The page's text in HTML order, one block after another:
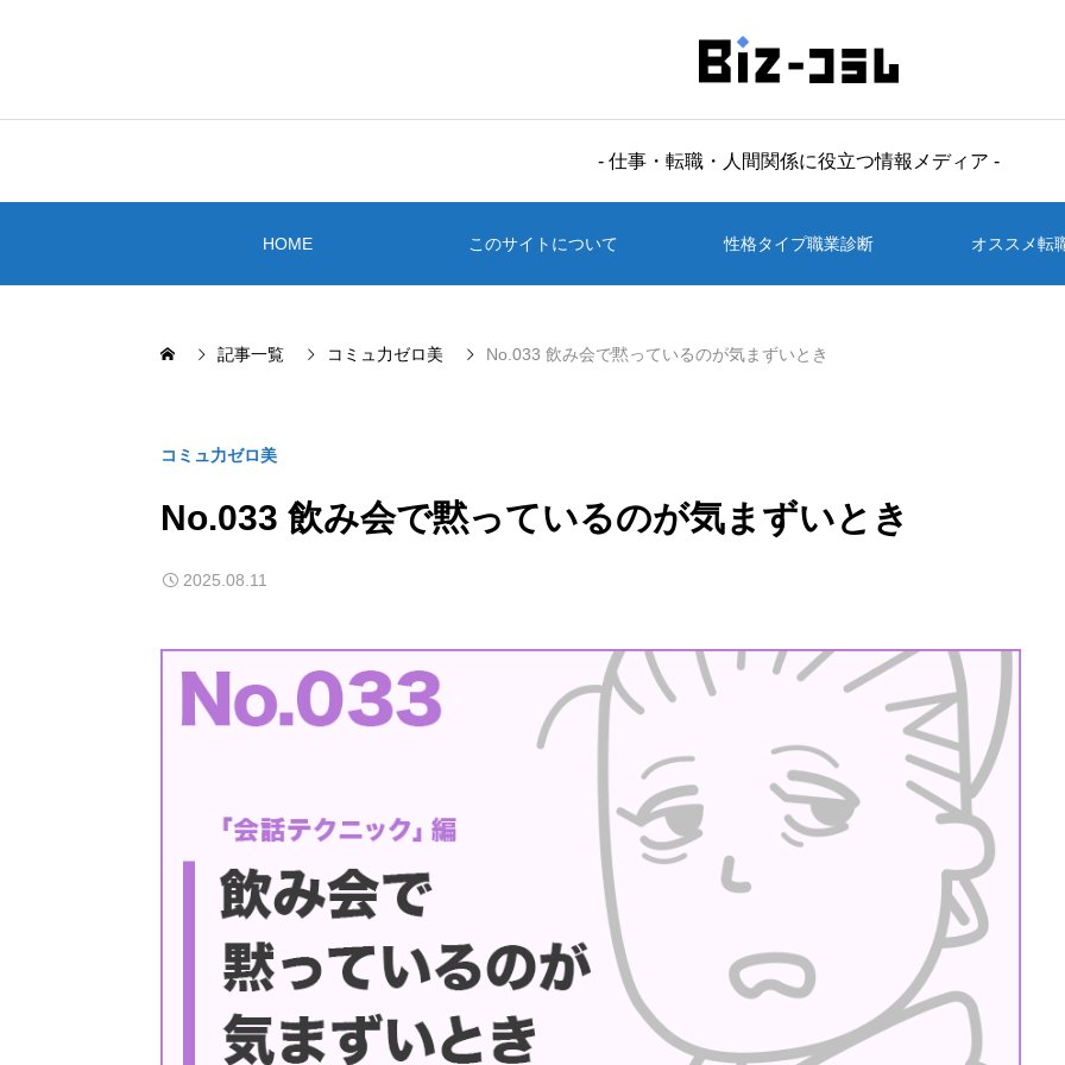
- 仕事・転職・人間関係に役立つ情報メディア -
HOME このサイトについて 性格タイプ職業診断 オススメ転
記事一覧 コミュ力ゼロ美 No.033 飲み会で黙っているのが気まずいとき
コミュ力ゼロ美
No.033 飲み会で黙っているのが気まずいとき
2025.08.11